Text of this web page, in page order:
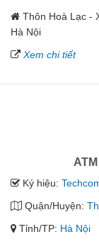
Thôn Hoà Lạc -
Hà Nội
Xem chi tiết
Ký hiệu:
Quận/Huyện:
Tỉnh/TP: Hà Nội